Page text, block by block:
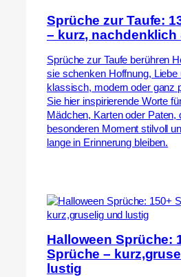
Sprüche zur Taufe:
– kurz, nachdenklich
Sprüche zur Taufe berühren
sie schenken Hoffnung, Liebe
klassisch, modern oder ganz
Sie hier inspirierende Worte
Mädchen, Karten oder Paten,
besonderen Moment stilvoll
lange in Erinnerung bleiben.
Halloween Sprüche:
Sprüche –
lustig